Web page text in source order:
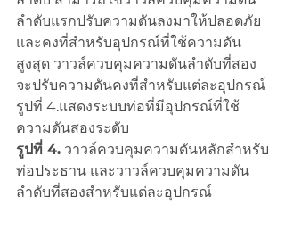
ลำดับแรกปรับความดันลงมาให้ปลอดภัย
และคงที่สำหรับอุปกรณ์ที่ใช้ความดัน
สูงสุด วาวล์ควบคุมความดันลำดับที่สอง
จะปรับความดันคงที่สำหรับแต่ละอุปกรณ์
รูปที่ 4.แสดงระบบท่อที่มีอุปกรณ์ที่ใช้
ความดันสองระดับ
รูปที่ 4. วาวล์ควบคุมความดันหลักสำหรับ
ท่อประธาน และวาวล์ควบคุมความดัน
ลำดับที่สองสำหรับแต่ละอุปกรณ์